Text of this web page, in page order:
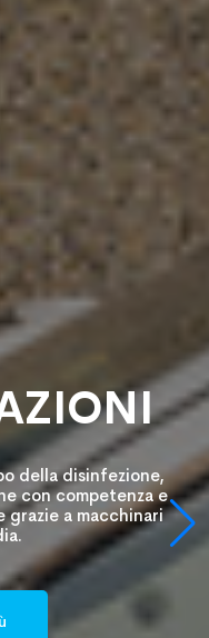
della disinfezione,
con competenza e
grazie a macchinari